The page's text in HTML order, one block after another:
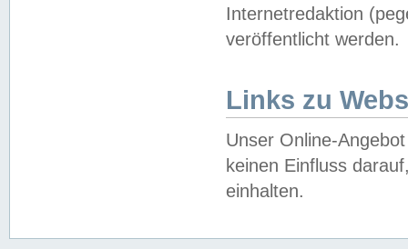
Internetredaktion
veröffentlicht werden.
Links zu
Unser Online-
keinen Einfluss
einhalten.